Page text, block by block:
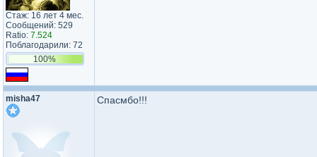
Стаж: 16 лет 4 мес.
Сообщений: 529
Ratio: 7.524
Поблагодарили: 72
100%
misha47 Спасмбо!!!